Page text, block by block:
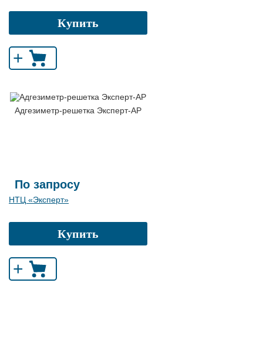
Купить
+
Адгезиметр-решетка Эксперт-АР
По запросу
НТЦ «Эксперт»
Купить
+